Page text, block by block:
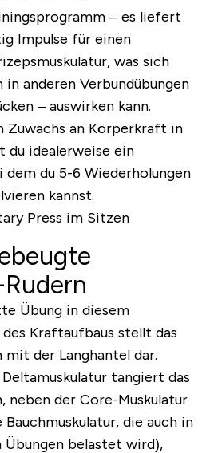
– es liefert
Impulse für einen
was sich
anderen Verbundübungen
– auswirken kann.
Zuwachs an Körperkraft in
du idealerweise ein
du 5-6 Wiederholungen
kannst.
Übung in diesem
Kraftaufbaus stellt das
mit der Langhantel dar.
tangiert das
neben der Core-Muskulatur
Bauchmuskulatur, die auch in
belastet wird),